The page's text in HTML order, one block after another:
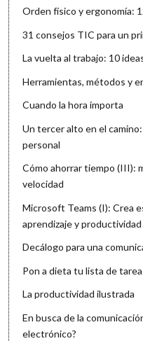
Orden físico y ergonomía:
31 consejos TIC para un
La vuelta al trabajo: 10
Herramientas, métodos y
Cuando la hora importa
Un tercer alto en el
personal
Cómo ahorrar tiempo (III):
velocidad
Microsoft Teams (I): Crea
aprendizaje y productividad
Decálogo para una
Pon a dieta tu lista de
La productividad ilustrada
En busca de la
electrónico?